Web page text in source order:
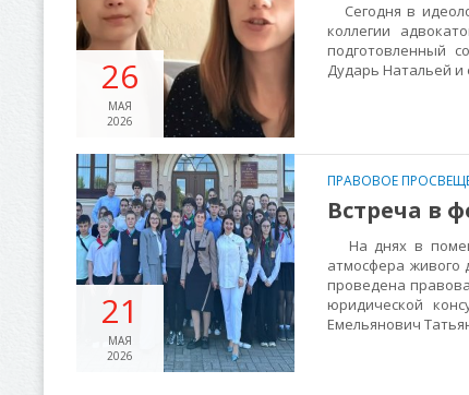
26
МАЯ
2026
Сегодня в
коллегии
подготовленный
Дударь Натальей
21
МАЯ
2026
ПРАВОВОЕ
Встреча в
На днях в
атмосфера живого
проведена
юридической
Емельянович